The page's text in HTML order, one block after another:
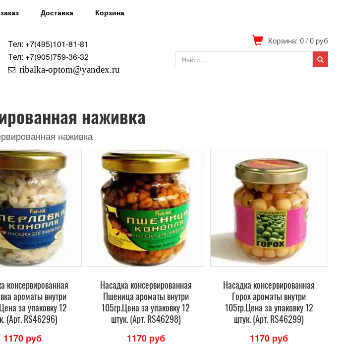
Доставка Корзина
Tел: +7(495)101-81-81
Tел: +7(905)759-36-32
ribalka-optom@yandex.ru
Корзина: 0/0 руб
наживка
наживка
консервированная
ароматы внутри
за упаковку 12
(Арт. RS46296)
1170 руб
Насадка консервированная
Пшеница ароматы внутри
105гр.Цена за упаковку 12
штук. (Арт. RS46298)
1170 руб
Насадка консервированная
Горох ароматы внутри
105гр.Цена за упаковку 12
штук. (Арт. RS46299)
1170 руб